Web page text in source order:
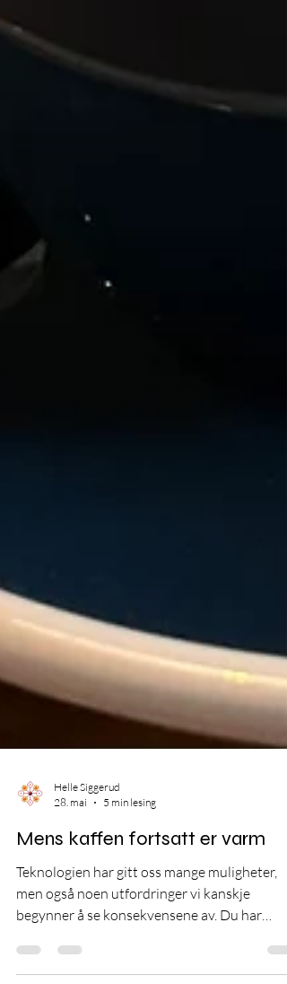
28. mai
5 min lesing
Mens kaffen fortsatt er varm
Teknologien har gitt oss mange muligheter,
men også noen utfordringer vi kanskje
begynner å se konsekvensene av. Du har